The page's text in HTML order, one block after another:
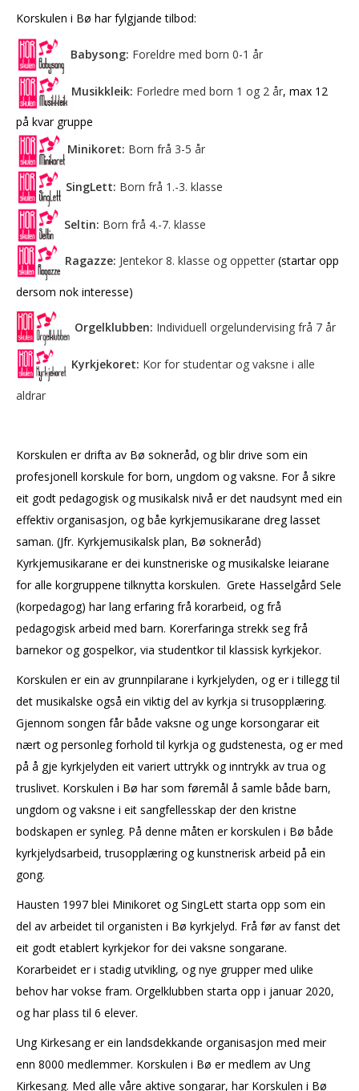
Korskulen i Bø har fylgjande tilbod:
Babysong: Foreldre med born 0-1 år
Musikkleik: Forledre med born 1 og 2 år, max 12
på kvar gruppe
Minikoret: Born frå 3-5 år
SingLett: Born frå 1.-3. klasse
Seltin: Born frå 4.-7. klasse
Ragazze: Jentekor 8. klasse og oppetter (startar opp
dersom nok interesse)
Orgelklubben: Individuell orgelundervising frå 7 år
Kyrkjekoret: Kor for studentar og vaksne i alle
aldrar
Korskulen er drifta av Bø sokneråd, og blir drive som ein
profesjonell korskule for born, ungdom og vaksne. For å sikre
eit godt pedagogisk og musikalsk nivå er det naudsynt med ein
effektiv organisasjon, og båe kyrkjemusikarane dreg lasset
saman. (Jfr. Kyrkjemusikalsk plan, Bø sokneråd)
Kyrkjemusikarane er dei kunstneriske og musikalske leiarane
for alle korgruppene tilknytta korskulen. Grete Hasselgård Sele
(korpedagog) har lang erfaring frå korarbeid, og frå
pedagogisk arbeid med barn. Korerfaringa strekk seg frå
barnekor og gospelkor, via studentkor til klassisk kyrkjekor.
Korskulen er ein av grunnpilarane i kyrkjelyden, og er i tillegg til
det musikalske også ein viktig del av kyrkja si trusopplæring.
Gjennom songen får både vaksne og unge korsongarar eit
nært og personleg forhold til kyrkja og gudstenesta, og er med
på å gje kyrkjelyden eit variert uttrykk og inntrykk av trua og
truslivet. Korskulen i Bø har som føremål å samle både barn,
ungdom og vaksne i eit sangfellesskap der den kristne
bodskapen er synleg. På denne måten er korskulen i Bø både
kyrkjelydsarbeid, trusopplæring og kunstnerisk arbeid på ein
gong.
Hausten 1997 blei Minikoret og SingLett starta opp som ein
del av arbeidet til organisten i Bø kyrkjelyd. Frå før av fanst det
eit godt etablert kyrkjekor for dei vaksne songarane.
Korarbeidet er i stadig utvikling, og nye grupper med ulike
behov har vokse fram. Orgelklubben starta opp i januar 2020,
og har plass til 6 elever.
Ung Kirkesang er ein landsdekkande organisasjon med meir
enn 8000 medlemmer. Korskulen i Bø er medlem av Ung
Kirkesang. Med alle våre aktive songarar, har Korskulen i Bø